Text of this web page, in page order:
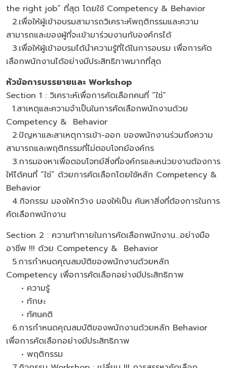
the right job” ที่สุด โดยใช้ Competency & Behavior
2.เพื่อให้ผู้เข้าอบรมสามารถวิเคราะห์พฤติกรรมและความ
สามารถและของผู้ที่จะเข้ามาร่วมงานกับองค์กรได้
3.เพื่อให้ผู้เข้าอบรมได้นำความรู้ที่ได้ในการอบรม เพื่อการคัด
เลือกพนักงานได้อย่างมีประสิทธิภาพมากที่สุด
หัวข้อการบรรยายและ Workshop
Section 1 : วิเคราะห์เพื่อการคัดเลือกคนที่ ”ใช่”
1.สาเหตุและความจำเป็นในการคัดเลือกพนักงานด้วย
Competency & Behavior
2.ปัญหาและสาเหตุการเข้า-ออก ของพนักงานร่วมถึงความ
สามารถและพฤติกรรมที่ไม่ตอบโจทย์องค์กร
3.การมองหาเพื่อตอบโจทย์สิ่งที่องค์กรและหน่วยงานต้องการ
ให้ได้คนที่ “ใช่” ด้วยการคัดเลือกโดยใช้หลัก Competency &
Behavior
4.กิจกรรม มองให้กว้าง มองให้เป็น ค้นหาสิ่งที่ต้องการในการ
คัดเลือกพนักงาน
Section 2 : ความท้าทายในการคัดเลือกพนักงาน…อย่างมือ
อาชีพ !!! ด้วย Competency & Behavior
5.การกำหนดคุณสมบัติของพนักงานด้วยหลัก
Competency เพื่อการคัดเลือกอย่างมีประสิทธิภาพ
• ความรู้
• ทักษะ
• ทัศนคติ
6.การกำหนดคุณสมบัติของพนักงานด้วยหลัก Behavior
เพื่อการคัดเลือกอย่างมีประสิทธิภาพ
• พฤติกรรม